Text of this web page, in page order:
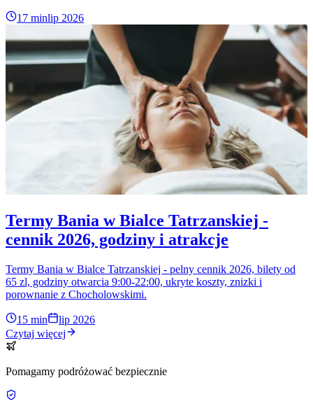
17 minlip 2026
Termy Bania w Bialce Tatrzanskiej -
cennik 2026, godziny i atrakcje
Termy Bania w Bialce Tatrzanskiej - pelny cennik 2026, bilety od
65 zl, godziny otwarcia 9:00-22:00, ukryte koszty, znizki i
porownanie z Chocholowskimi.
15 min
lip 2026
Czytaj więcej
Pomagamy podróżować bezpiecznie